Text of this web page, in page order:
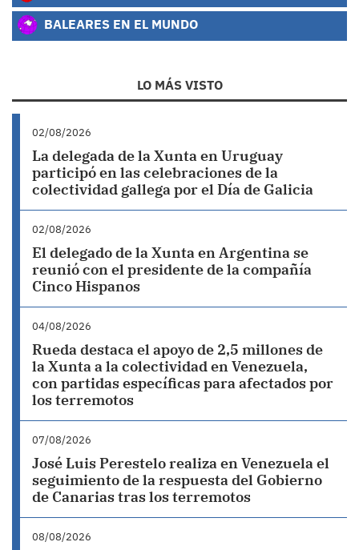
BALEARES EN EL MUNDO
LO MÁS VISTO
02/08/2026
La delegada de la Xunta en Uruguay
participó en las celebraciones de la
colectividad gallega por el Día de Galicia
02/08/2026
El delegado de la Xunta en Argentina se
reunió con el presidente de la compañía
Cinco Hispanos
04/08/2026
Rueda destaca el apoyo de 2,5 millones de
la Xunta a la colectividad en Venezuela,
con partidas específicas para afectados por
los terremotos
07/08/2026
José Luis Perestelo realiza en Venezuela el
seguimiento de la respuesta del Gobierno
de Canarias tras los terremotos
08/08/2026